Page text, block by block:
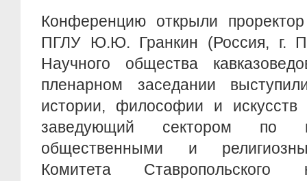
Конференцию открыли
ПГЛУ Ю.Ю. Гранкин (Россия, г.
Научного общества
пленарном заседании
истории, философии и
заведующий сектором по
общественными и
Комитета